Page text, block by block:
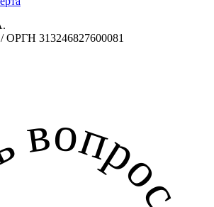
ОРГН 313246827600081